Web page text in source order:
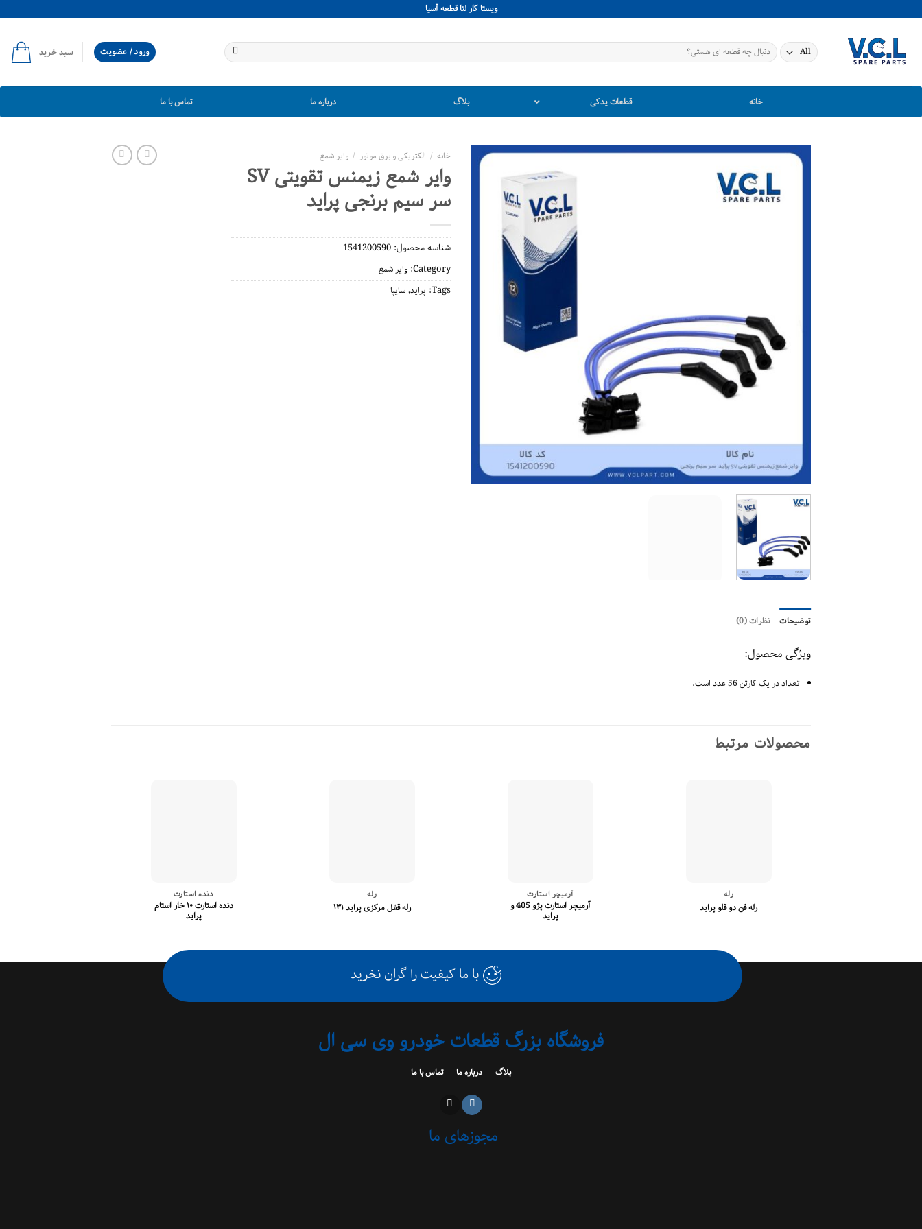
to
ويستا كار لنا قطعه آسيا
جستجو
برای:
ورود / عضویت سبد خرید
خانه قطعات یدکی بلاگ درباره ما تماس با ما
خانه / الکتریکی و برق موتور / وایر شمع
وایر شمع زیمنس تقویتی SV
سر سیم برنجی پراید
شناسه محصول: 1541200590
Category: وایر شمع
Tags: پراید,سایپا
توضیحات نظرات (0)
ویژگی محصول:
تعداد در یک کارتن 56 عدد است.
محصولات مرتبط
رله
رله فن دو قلو پراید
آرمیچر استارت
آرمیچر استارت پژو 405 و
پراید
رله
رله قفل مرکزی پراید ۱۳۱
دنده استارت
دنده استارت ۱۰ خار استام
پراید
با ما کیفیت را گران نخرید
فروشگاه بزرگ قطعات خودرو وی سی ال
بلاگ درباره ما تماس با ما
مجوزهای ما